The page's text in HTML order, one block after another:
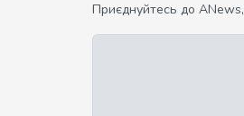
Приєднуйтесь до